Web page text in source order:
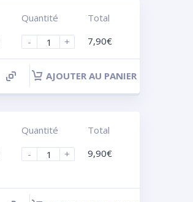
Quantité
-
+
Total
7,90€
AJOUTER AU PANIER
Quantité
-
+
Total
9,90€